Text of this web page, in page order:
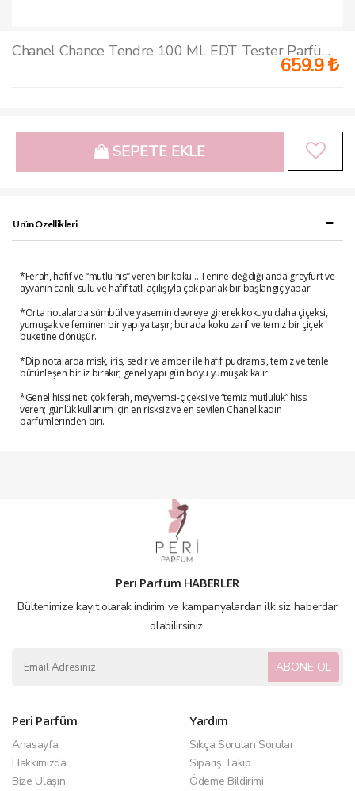
Chanel Chance Tendre 100 ML EDT Tester Parfüm Kadın
659.9
SEPETE EKLE
Ürün Özellikleri
*Ferah, hafif ve “mutlu his” veren bir koku… Tenine değdiği anda greyfurt ve
ayvanın canlı, sulu ve hafif tatlı açılışıyla çok parlak bir başlangıç yapar.
*Orta notalarda sümbül ve yasemin devreye girerek kokuyu daha çiçeksi,
yumuşak ve feminen bir yapıya taşır; burada koku zarif ve temiz bir çiçek
buketine dönüşür.
*Dip notalarda misk, iris, sedir ve amber ile hafif pudramsı, temiz ve tenle
bütünleşen bir iz bırakır; genel yapı gün boyu yumuşak kalır.
*Genel hissi net: çok ferah, meyvemsi-çiçeksi ve “temiz mutluluk” hissi
veren; günlük kullanım için en risksiz ve en sevilen Chanel kadın
parfümlerinden biri.
*Eft/Havale,kapıda nakit ya da kredi kartıyla ödeme imkanı ile alışveriş
Peri Parfüm HABERLER
Bültenimize kayıt olarak indirim ve kampanyalardan ilk siz haberdar
olabilirsiniz.
ABONE OL
Peri Parfüm
Anasayfa
Hakkımızda
Bize Ulaşın
Yardım
Sıkça Sorulan Sorular
Sipariş Takip
Ödeme Bildirimi